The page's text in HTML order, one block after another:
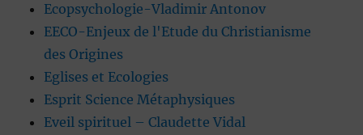
Ecopsychologie-Vladimir Antonov
EECO-Enjeux de l'Etude du Christianisme
des Origines
Eglises et Ecologies
Esprit Science Métaphysiques
Eveil spirituel – Claudette Vidal